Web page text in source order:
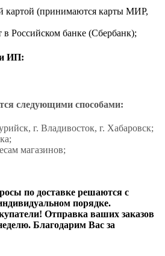
картой (принимаются карты МИР,
в Российском банке (Сбербанк);
ИП:
следующими способами:
г. Владивосток, г. Хабаровск;
магазинов;
по доставке решаются с
порядке.
Отправка ваших заказов
Благодарим Вас за